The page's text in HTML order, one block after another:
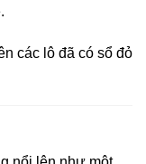
các lô đã có sổ đỏ